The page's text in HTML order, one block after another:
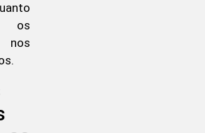
os
nos